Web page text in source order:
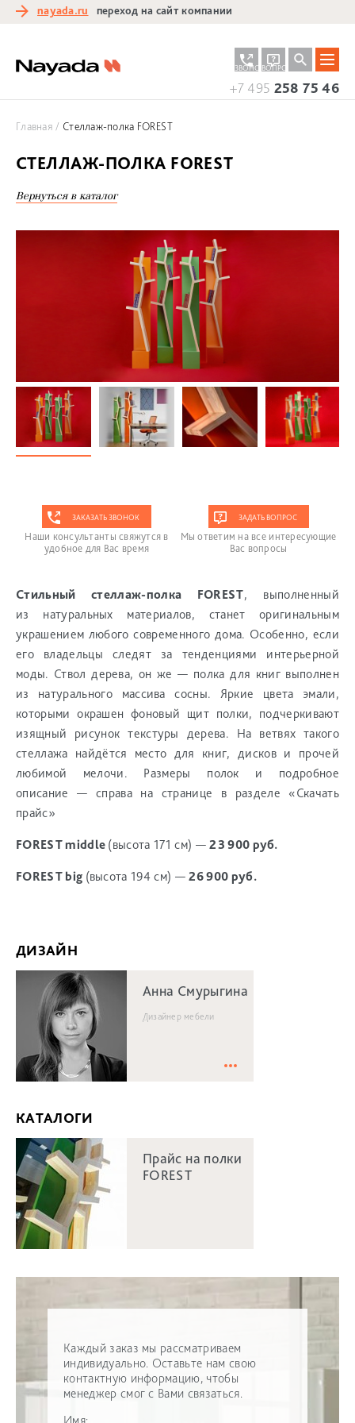
nayada.ru переход на сайт компании
ЗАКАЗАТЬ
ЗВОНОК
ЗАДАТЬ
ВОПРОС
+7 495 258 75 46
Главная Стеллаж-полка FOREST
СТЕЛЛАЖ-ПОЛКА FOREST
Вернуться в каталог
Наши консультанты свяжутся в
удобное для Вас время
ЗАКАЗАТЬ ЗВОНОК
Мы ответим на все интересующие
Вас вопросы
ЗАДАТЬ ВОПРОС
Стильный стеллаж-полка FOREST, выполненный
из натуральных материалов, станет оригинальным
украшением любого современного дома. Особенно, если
его владельцы следят за тенденциями интерьерной
моды. Ствол дерева, он же — полка для книг выполнен
из натурального массива сосны. Яркие цвета эмали,
которыми окрашен фоновый щит полки, подчеркивают
изящный рисунок текстуры дерева. На ветвях такого
стеллажа найдётся место для книг, дисков и прочей
любимой мелочи. Размеры полок и подробное
описание — справа на странице в разделе «Скачать
прайс»
FOREST middle (высота 171 см) —23 900 руб.
FOREST big (высота 194 см) —26 900 руб.
ДИЗАЙН
Анна Смурыгина
Дизайнер мебели
КАТАЛОГИ
Прайс на полки
FOREST
Каждый заказ мы рассматриваем
индивидуально. Оставьте нам свою
контактную информацию, чтобы
менеджер смог с Вами связаться.